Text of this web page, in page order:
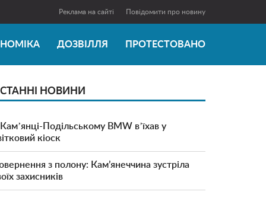
Реклама на сайті Повідомити про новину
ДОЗВІЛЛЯ ПРОТЕСТОВАНО
НОВИНИ
Подільському BMW вʼїхав у
кіоск
з полону: Кам’янеччина зустріла
захисників